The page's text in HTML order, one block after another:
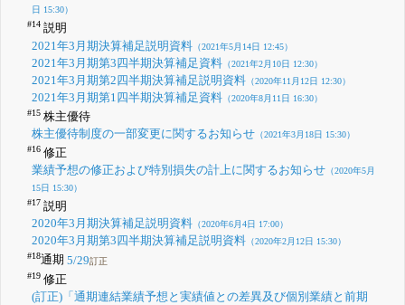
日 15:30）
#14説明
2021年3月期決算補足説明資料（2021年5月14日 12:45）
2021年3月期第3四半期決算補足資料（2021年2月10日 12:30）
2021年3月期第2四半期決算補足説明資料（2020年11月12日 12:30）
2021年3月期第1四半期決算補足資料（2020年8月11日 16:30）
#15株主優待
株主優待制度の一部変更に関するお知らせ（2021年3月18日 15:30）
#16修正
業績予想の修正および特別損失の計上に関するお知らせ（2020年5月
15日 15:30）
#17 説明
2020年3月期決算補足説明資料（2020年6月4日 17:00）
2020年3月期第3四半期決算補足説明資料（2020年2月12日 15:30）
#18通期 5/29訂正
#19修正
(訂正)「通期連結業績予想と実績値との差異及び個別業績と前期